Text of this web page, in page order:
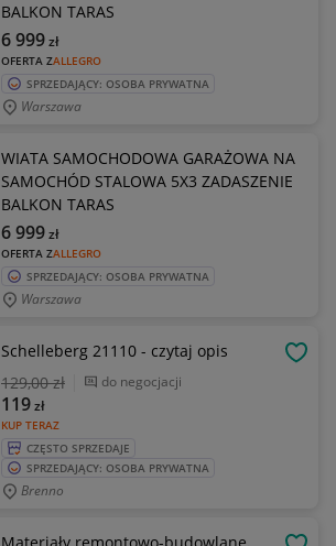
BALKON TARAS
OFERTA ZALLEGRO
6 999zł
SPRZEDAJĄCY: OSOBA PRYWATNA
Warszawa
WIATA SAMOCHODOWA GARAŻOWA NA
SAMOCHÓD STALOWA 5X3 ZADASZENIE
BALKON TARAS
OFERTA ZALLEGRO
6 999zł
SPRZEDAJĄCY: OSOBA PRYWATNA
Warszawa
Schelleberg 21110 - czytaj opis
129,00 zł do negocjacji
KUP TERAZ
119zł
CZĘSTO SPRZEDAJE
SPRZEDAJĄCY: OSOBA PRYWATNA
Brenno